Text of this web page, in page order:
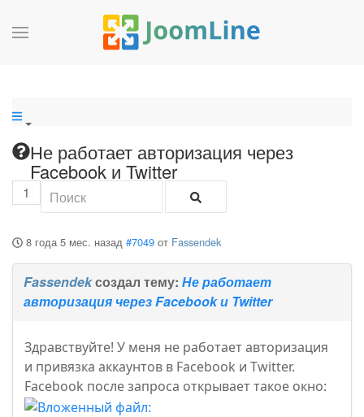
Не работает авторизация через
Facebook и Twitter
1
8 года 5 мес. назад #7049 от Fassendek
Fassendekсоздал тему: Не работает
авторизация через Facebook и Twitter
Здравствуйте! У меня не работает авторизация
и привязка аккаунтов в Facebook и Twitter.
Facebook после запроса открывает такое окно: